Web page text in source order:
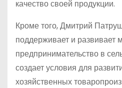
качество своей продукции.
Кроме того, Дмитрий
поддерживает и развивает
предпринимательство в
создает условия для
хозяйственных